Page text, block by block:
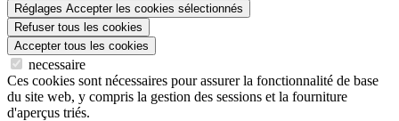
Réglages Accepter les cookies sélectionnés
Refuser tous les cookies
Accepter tous les cookies
necessaire
Ces cookies sont nécessaires pour assurer la fonctionnalité de base
du site web, y compris la gestion des sessions et la fourniture
d'aperçus triés.